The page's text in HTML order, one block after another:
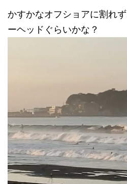
かすかなオフショアに割れ
ーヘッドぐらいかな？